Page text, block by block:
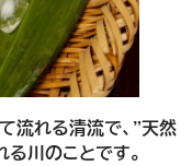
流れる清流で、”天然
川のことです。